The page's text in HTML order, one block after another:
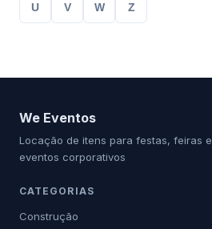
U V W Z
We Eventos
Locação de itens para festas, feiras e
eventos corporativos
CATEGORIAS
Construção